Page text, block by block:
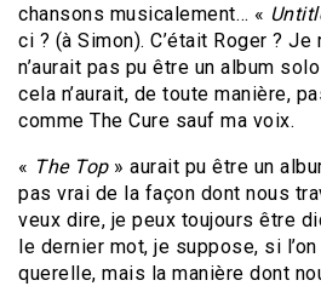
chansons musicalement… «
ci ? (à Simon). C’était Roger ? Je
n’aurait pas pu être un album
cela n’aurait, de toute manière,
comme The Cure sauf ma voix.
« The Top» aurait pu être un
pas vrai de la façon dont nous
veux dire, je peux toujours être
le dernier mot, je suppose, si
querelle, mais la manière dont